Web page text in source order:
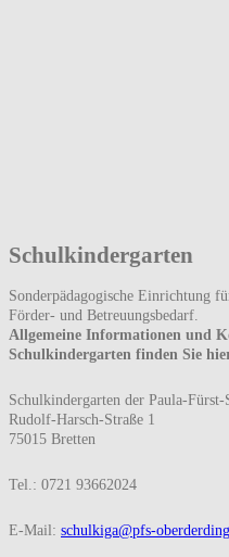
Schulkindergarten
Sonderpädagogische Einrichtung
Förder- und Betreuungsbedarf.
Allgemeine Informationen und
Schulkindergarten finden Sie
Schulkindergarten der Paula-Fürst-
Rudolf-Harsch-Straße 1
75015 Bretten
Tel.: 0721 93662024
E-Mail: schulkiga@pfs-